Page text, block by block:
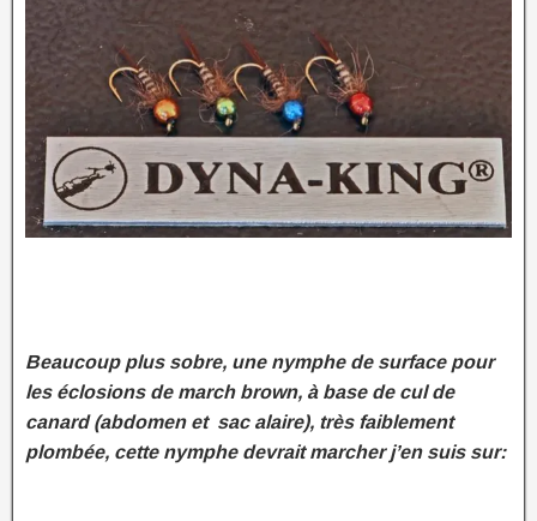
Beaucoup plus sobre, une nymphe de surface pour
les éclosions de march brown, à base de cul de
canard (abdomen et sac alaire), très faiblement
plombée, cette nymphe devrait marcher j’en suis sur: